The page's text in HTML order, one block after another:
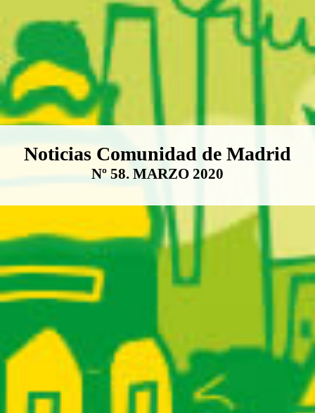
Boletín Noticias Comunidad de
Noticias Comunidad de Madrid
Nº 58. MARZO 2020